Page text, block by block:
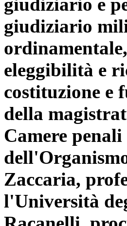
giudiziario
eleggibilità e
costituzione e
della
Camere
Zaccaria,
l'Università